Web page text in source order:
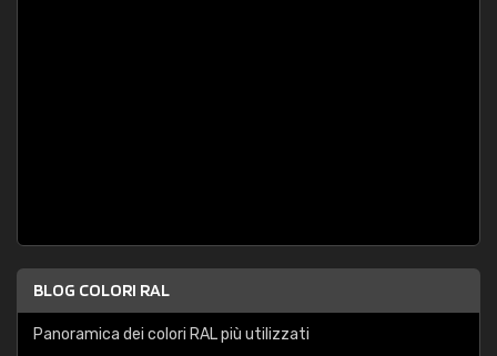
BLOG COLORI RAL
Panoramica dei colori RAL più utilizzati